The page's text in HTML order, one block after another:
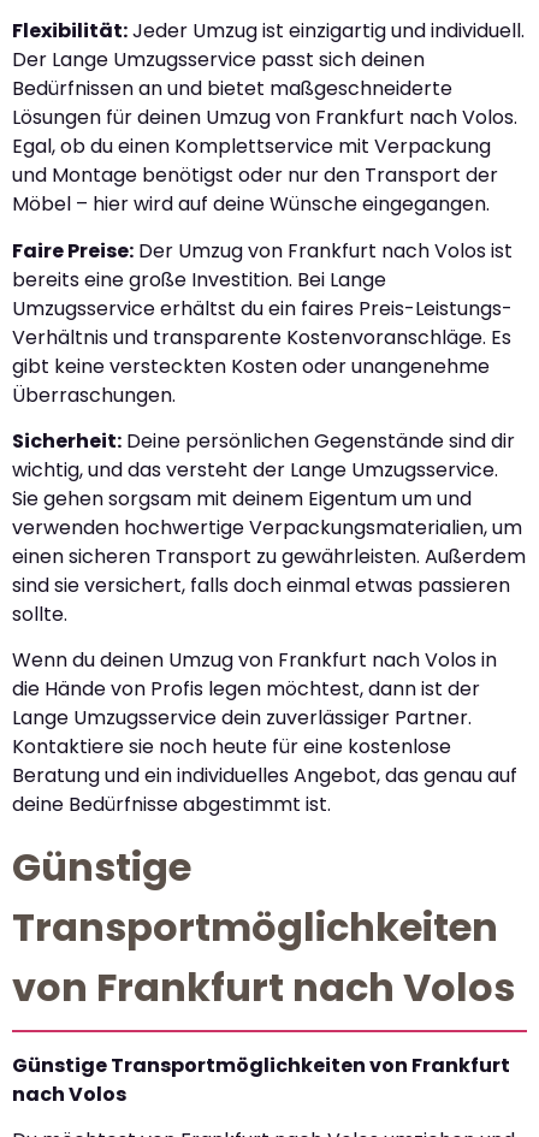
Flexibilität:Jeder Umzug ist einzigartig und individuell.
Der Lange Umzugsservice passt sich deinen
Bedürfnissen an und bietet maßgeschneiderte
Lösungen für deinen Umzug von Frankfurt nach Volos.
Egal, ob du einen Komplettservice mit Verpackung
und Montage benötigst oder nur den Transport der
Möbel – hier wird auf deine Wünsche eingegangen.
Faire Preise: Der Umzug von Frankfurt nach Volos ist
bereits eine große Investition. Bei Lange
Umzugsservice erhältst du ein faires Preis-Leistungs-
Verhältnis und transparente Kostenvoranschläge. Es
gibt keine versteckten Kosten oder unangenehme
Überraschungen.
Sicherheit: Deine persönlichen Gegenstände sind dir
wichtig, und das versteht der Lange Umzugsservice.
Sie gehen sorgsam mit deinem Eigentum um und
verwenden hochwertige Verpackungsmaterialien, um
einen sicheren Transport zu gewährleisten. Außerdem
sind sie versichert, falls doch einmal etwas passieren
sollte.
Wenn du deinen Umzug von Frankfurt nach Volos in
die Hände von Profis legen möchtest, dann ist der
Lange Umzugsservice dein zuverlässiger Partner.
Kontaktiere sie noch heute für eine kostenlose
Beratung und ein individuelles Angebot, das genau auf
deine Bedürfnisse abgestimmt ist.
Günstige
Transportmöglichkeiten
von Frankfurt nach Volos
Günstige Transportmöglichkeiten von Frankfurt
nach Volos